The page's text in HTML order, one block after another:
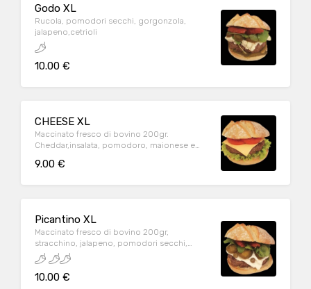
Godo XL
Rucola, pomodori secchi, gorgonzola,
jalapeno,cetrioli
10.00 €
CHEESE XL
Maccinato fresco di bovino 200gr.
Cheddar,insalata, pomodoro, maionese e
9.00 €
Picantino XL
Maccinato fresco di bovino 200gr,
stracchino, jalapeno, pomodori secchi,
capperi e rucola
10.00 €